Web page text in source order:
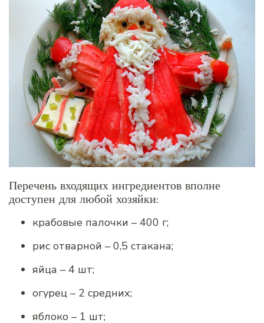
Перечень входящих ингредиентов вполне
доступен для любой хозяйки:
крабовые палочки – 400 г;
рис отварной – 0,5 стакана;
яйца – 4 шт;
огурец – 2 средних;
яблоко – 1 шт;